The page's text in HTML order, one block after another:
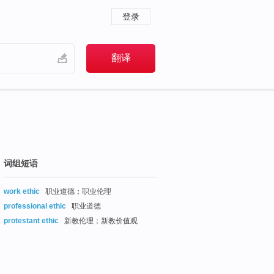
登录
词组短语
work ethic
职业道德；职业伦理
professional ethic
职业道德
protestant ethic
新教伦理；新教价值观